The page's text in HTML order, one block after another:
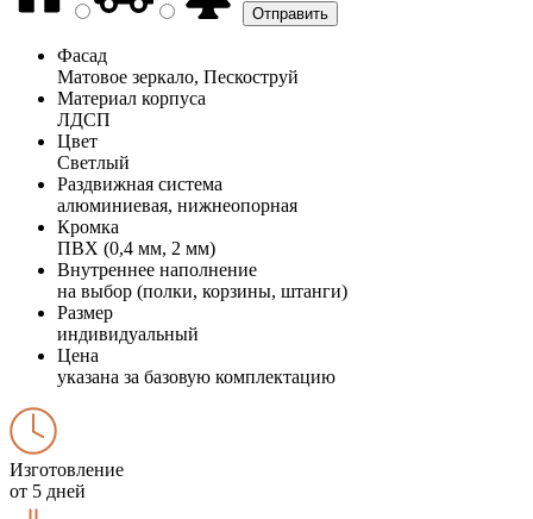
Фасад
Матовое зеркало, Пескоструй
Материал корпуса
ЛДСП
Цвет
Светлый
Раздвижная система
алюминиевая, нижнеопорная
Кромка
ПВХ (0,4 мм, 2 мм)
Внутреннее наполнение
на выбор (полки, корзины, штанги)
Размер
индивидуальный
Цена
указана за базовую комплектацию
Изготовление
от 5 дней